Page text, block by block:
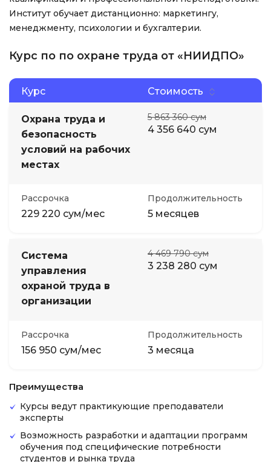
Институт обучает дистанционно: маркетингу,
менеджменту, психологии и бухгалтерии.
Курс по по охране труда от «НИИДПО»
Курс Стоимость
Охрана труда и
безопасность
условий на рабочих
местах
5 863 360 сум
4 356 640 сум
Рассрочка
229 220 сум/мес
Продолжительность
5 месяцев
Система
управления
охраной труда в
организации
4 469 790 сум
3 238 280 сум
Рассрочка
156 950 сум/мес
Продолжительность
3 месяца
Преимущества
Курсы ведут практикующие преподаватели
эксперты
Возможность разработки и адаптации программ
обучения под специфические потребности
студентов и рынка труда